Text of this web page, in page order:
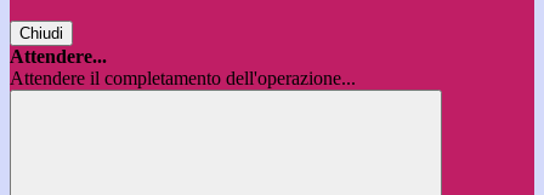
Chiudi
Attendere...
Attendere il completamento dell'operazione...